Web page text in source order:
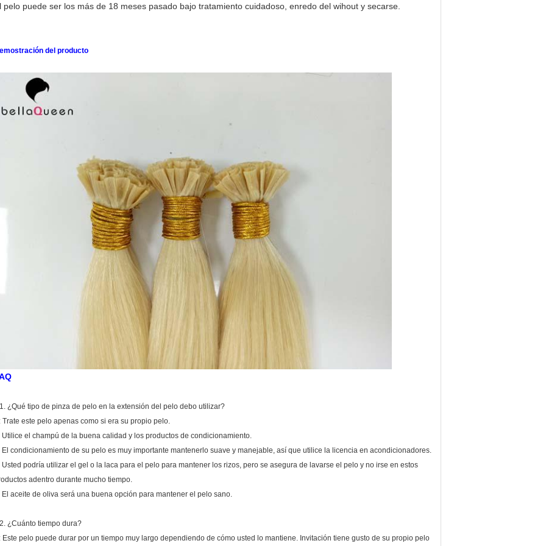
pelo puede ser los más de 18 meses pasado bajo tratamiento cuidadoso, enredo del wihout y secarse.
del producto
¿Qué tipo de pinza de pelo en la extensión del pelo debo utilizar?
Trate este pelo apenas como si era su propio pelo.
Utilice el champú de la buena calidad y los productos de condicionamiento.
El condicionamiento de su pelo es muy importante mantenerlo suave y manejable, así que utilice la licencia en acondicionadores.
Usted podría utilizar el gel o la laca para el pelo para mantener los rizos, pero se asegura de lavarse el pelo y no irse en estos
adentro durante mucho tiempo.
El aceite de oliva será una buena opción para mantener el pelo sano.
¿Cuánto tiempo dura?
Este pelo puede durar por un tiempo muy largo dependiendo de cómo usted lo mantiene. Invitación tiene gusto de su propio pelo